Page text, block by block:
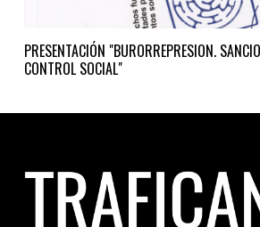
PRESENTACIÓN "BURORREPRESION.
CONTROL SOCIAL"